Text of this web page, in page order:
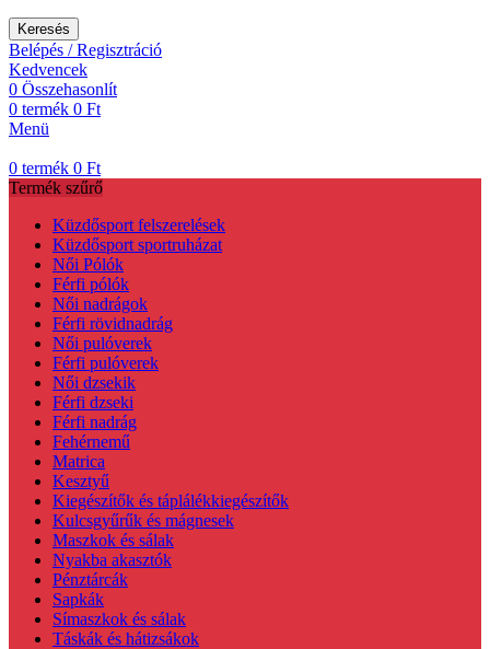
Keresés
Belépés / Regisztráció
Kedvencek
0 Összehasonlít
0 termék 0 Ft
Menü
0 termék 0 Ft
Termék szűrő
Küzdősport felszerelések
Küzdősport sportruházat
Női Pólók
Férfi pólók
Női nadrágok
Férfi rövidnadrág
Női pulóverek
Férfi pulóverek
Női dzsekik
Férfi dzseki
Férfi nadrág
Fehérnemű
Matrica
Kesztyű
Kiegészítők és táplálékkiegészítők
Kulcsgyűrűk és mágnesek
Maszkok és sálak
Nyakba akasztók
Pénztárcák
Sapkák
Símaszkok és sálak
Táskák és hátizsákok